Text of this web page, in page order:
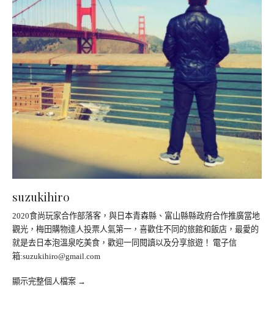
suzukihiro
2020食尚玩家合作部落客，與日本青森縣、富山縣縣政府合作推廣當地
觀光，梅田購物達人投票人氣第一，喜歡住不同的旅館和飯店，最愛的
就是去日本泡溫泉吃美食，歡迎一同閱讀以及分享旅遊！ 電子信
箱:suzukihiro@gmail.com
顯示完整個人檔案 →